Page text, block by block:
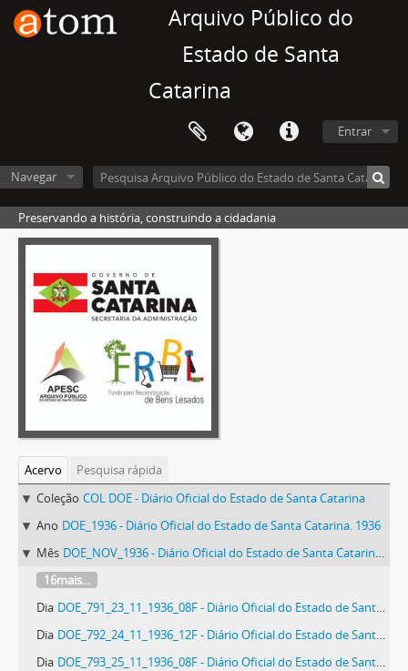
Arquivo Público do
Estado de Santa
Catarina
Entrar
Navegar
Preservando a história, construindo a cidadania
Acervo
Pesquisa rápida
Coleção COL DOE - Diário Oficial do Estado de Santa Catarina
Ano DOE_1936 - Diário Oficial do Estado de Santa Catarina. 1936
Mês DOE_NOV_1936 - Diário Oficial do Estado de Santa Catarina. Novembro de 1936
16mais...
Dia DOE_791_23_11_1936_08F - Diário Oficial do Estado de Santa Catarina. Ano 3. N° 791 de 23/11/1936
Dia DOE_792_24_11_1936_12F - Diário Oficial do Estado de Santa Catarina. Ano 3. N° 792 de 24/11/1936
Dia DOE_793_25_11_1936_08F - Diário Oficial do Estado de Santa Catarina. Ano 3. N° 793 de 25/11/1936